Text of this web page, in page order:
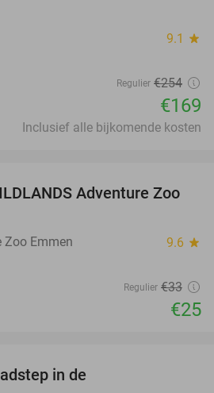
9.1 star
Regulier €254
€169
Inclusief alle bijkomende kosten
24%
Adventure Zoo
Zoo Emmen 9.6 star
Regulier €33
€25
in de